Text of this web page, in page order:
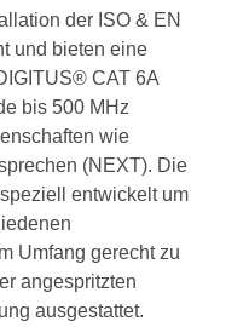
der ISO & EN
und bieten eine
CAT 6A
bis 500 MHz
wie
(NEXT). Die
entwickelt um
Umfang gerecht zu
angespritzten
ausgestattet.